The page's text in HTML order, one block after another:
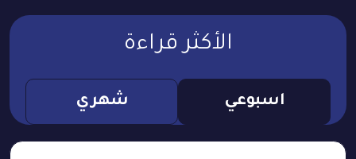
الأكثر قراءة
اسبوعي شهري